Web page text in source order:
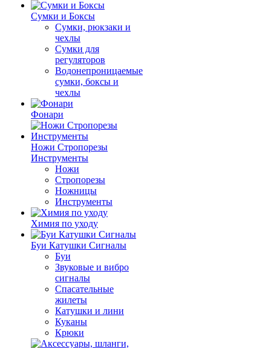
Сумки и Боксы
Сумки, рюкзаки и
чехлы
Сумки для
регуляторов
Водонепроницаемые
сумки, боксы и
чехлы
Фонари
Ножи Стропорезы
Инструменты
Ножи
Стропорезы
Ножницы
Инструменты
Химия по уходу
Буи Катушки Сигналы
Буи
Звуковые и вибро
сигналы
Спасательные
жилеты
Катушки и лини
Куканы
Крюки